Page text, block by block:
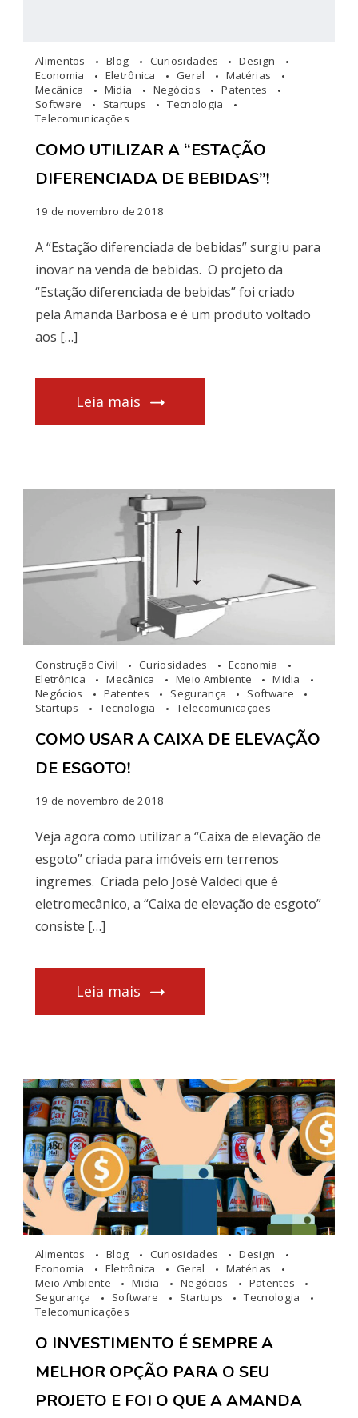
Alimentos Blog Curiosidades
Design
Economia
Eletrônica Geral
Matérias
Mecânica
Midia Negócios
Patentes
Software
Startups
Tecnologia
Telecomunicações
COMO UTILIZAR A “ESTAÇÃO
DIFERENCIADA DE BEBIDAS”!
19 de novembro de 2018
A “Estação diferenciada de bebidas” surgiu para
inovar na venda de bebidas. O projeto da
“Estação diferenciada de bebidas” foi criado
pela Amanda Barbosa e é um produto voltado
aos […]
Leia mais
Construção Civil Curiosidades
Economia
Eletrônica
Mecânica Meio Ambiente
Midia
Negócios
Patentes Segurança
Software
Startups
Tecnologia Telecomunicações
COMO USAR A CAIXA DE ELEVAÇÃO
DE ESGOTO!
19 de novembro de 2018
Veja agora como utilizar a “Caixa de elevação de
esgoto” criada para imóveis em terrenos
íngremes. Criada pelo José Valdeci que é
eletromecânico, a “Caixa de elevação de esgoto”
consiste […]
Leia mais
Alimentos Blog Curiosidades
Design
Economia
Eletrônica Geral
Matérias
Meio Ambiente
Midia Negócios
Patentes
Segurança
Software Startups
Tecnologia
Telecomunicações
O INVESTIMENTO É SEMPRE A
MELHOR OPÇÃO PARA O SEU
PROJETO E FOI O QUE A AMANDA